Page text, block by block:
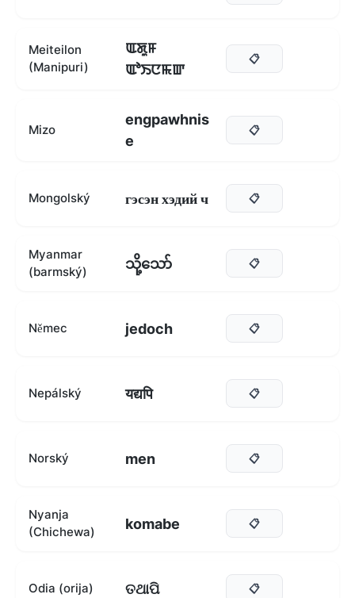
Meiteilon
(Manipuri)
ꯑꯗꯨꯝ
ꯑꯣꯏꯅꯃꯛ
📋
Mizo
engpawhnis
e
📋
Mongolský гэсэн хэдий ч 📋
Myanmar
(barmský)
သို့သော် 📋
Němec jedoch 📋
Nepálský यद्यपि 📋
Norský men 📋
Nyanja
(Chichewa)
komabe 📋
Odia (orija) ତଥାପି 📋